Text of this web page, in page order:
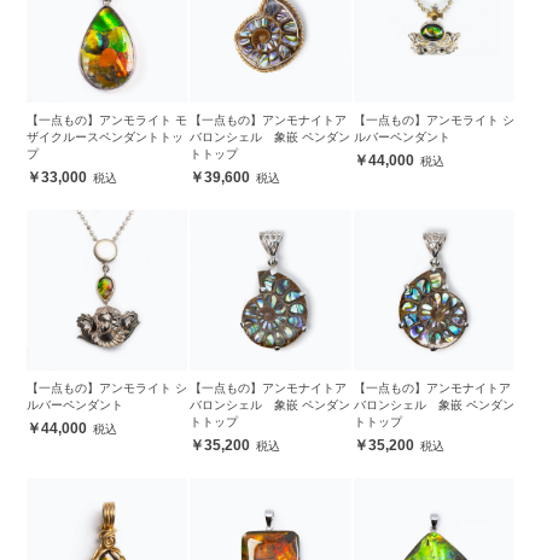
【一点もの】アンモライト モ
ザイクルースペンダントトッ
プ
33,000
【一点もの】アンモナイトア
バロンシェル 象嵌 ペンダン
トトップ
39,600
【一点もの】アンモライト シ
ルバーペンダント
44,000
【一点もの】アンモライト シ
ルバーペンダント
44,000
【一点もの】アンモナイトア
バロンシェル 象嵌 ペンダン
トトップ
35,200
【一点もの】アンモナイトア
バロンシェル 象嵌 ペンダン
トトップ
35,200